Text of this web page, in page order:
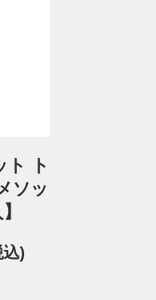
ト ト
ソッ
)